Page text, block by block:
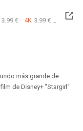
3.99 € 4K 3.99 €
más grande de
de Disney+ "Stargirl"